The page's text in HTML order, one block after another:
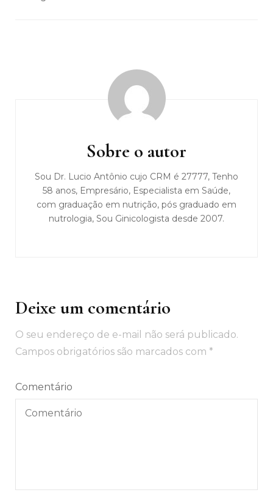
Sobre o autor
Sou Dr. Lucio Antônio cujo CRM é 27777, Tenho
58 anos, Empresário, Especialista em Saúde,
com graduação em nutrição, pós graduado em
nutrologia, Sou Ginicologista desde 2007.
Deixe um comentário
O seu endereço de e-mail não será publicado.
Campos obrigatórios são marcados com *
Comentário